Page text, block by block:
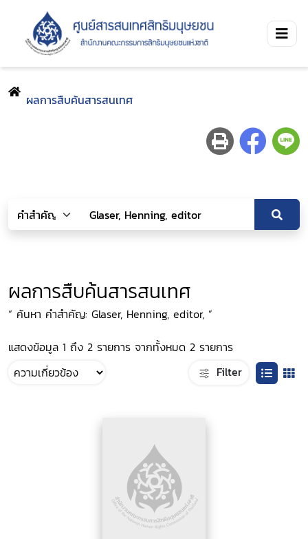
ผลการสืบค้นสารสนเทศ
ผลการสืบค้นสารสนเทศ
“ ค้นหา คำสำคัญ: Glaser, Henning, editor, ”
แสดงข้อมูล 1 ถึง 2 รายการ จากทั้งหมด 2 รายการ
Filter